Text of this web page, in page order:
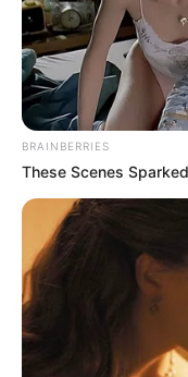
Começe cortando
4cm de diâmetro.
BRAINBERRIES
These Scenes